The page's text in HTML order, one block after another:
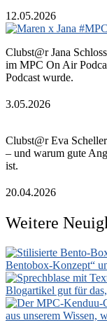
12.05.2026
Clubst@r Jana
im MPC On Air
Podcast wurde.
3.05.2026
Clubst@r Eva
– und warum gute
ist.
20.04.2026
Weitere